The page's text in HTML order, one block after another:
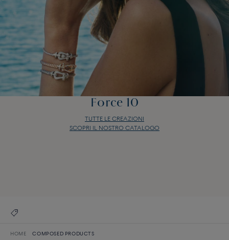
Force 10
TUTTE LE CREAZIONI
SCOPRI IL NOSTRO CATALOGO
HOME COMPOSED PRODUCTS